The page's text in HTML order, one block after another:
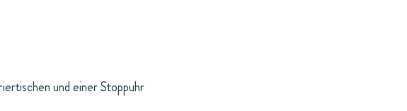
und einer Stoppuhr